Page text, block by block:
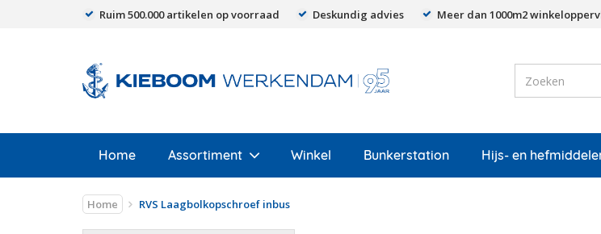
Ruim 500.000 artikelen op voorraad Deskundig advies Meer dan 1000m2
Home Assortiment Winkel Bunkerstation Hijs- en
Home RVS Laagbolkopschroef inbus